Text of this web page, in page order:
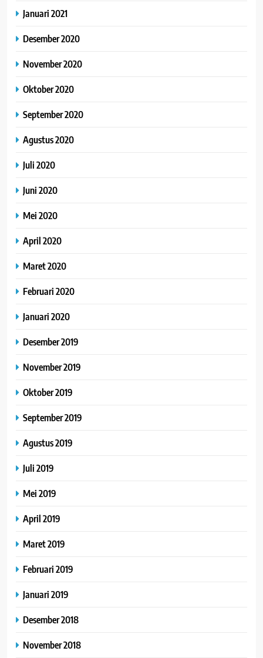
Januari 2021
Desember 2020
November 2020
Oktober 2020
September 2020
Agustus 2020
Juli 2020
Juni 2020
Mei 2020
April 2020
Maret 2020
Februari 2020
Januari 2020
Desember 2019
November 2019
Oktober 2019
September 2019
Agustus 2019
Juli 2019
Mei 2019
April 2019
Maret 2019
Februari 2019
Januari 2019
Desember 2018
November 2018